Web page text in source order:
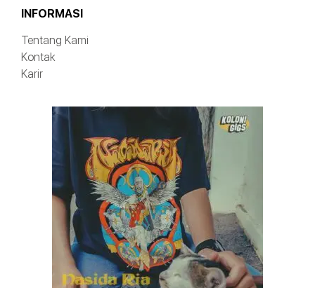
INFORMASI
Tentang Kami
Kontak
Karir